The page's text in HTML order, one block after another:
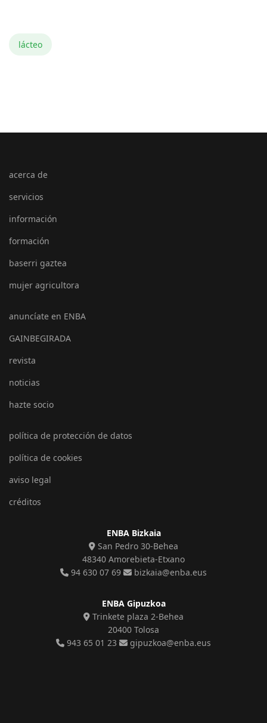
lácteo
acerca de
servicios
información
formación
baserri gaztea
mujer agricultora
anuncíate en ENBA
GAINBEGIRADA
revista
noticias
hazte socio
política de protección de datos
política de cookies
aviso legal
créditos
ENBA Bizkaia
San Pedro 30-Behea
48340 Amorebieta-Etxano
94 630 07 69
bizkaia@enba.eus
ENBA Gipuzkoa
Trinkete plaza 2-Behea
20400 Tolosa
943 65 01 23
gipuzkoa@enba.eus